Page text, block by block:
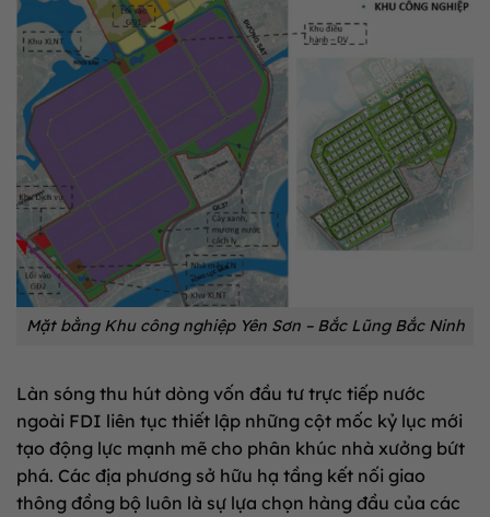
Mặt bằng Khu công nghiệp Yên Sơn – Bắc Lũng Bắc Ninh
Làn sóng thu hút dòng vốn đầu tư trực tiếp nước
ngoài FDI liên tục thiết lập những cột mốc kỷ lục mới
tạo động lực mạnh mẽ cho phân khúc nhà xưởng bứt
phá. Các địa phương sở hữu hạ tầng kết nối giao
thông đồng bộ luôn là sự lựa chọn hàng đầu của các